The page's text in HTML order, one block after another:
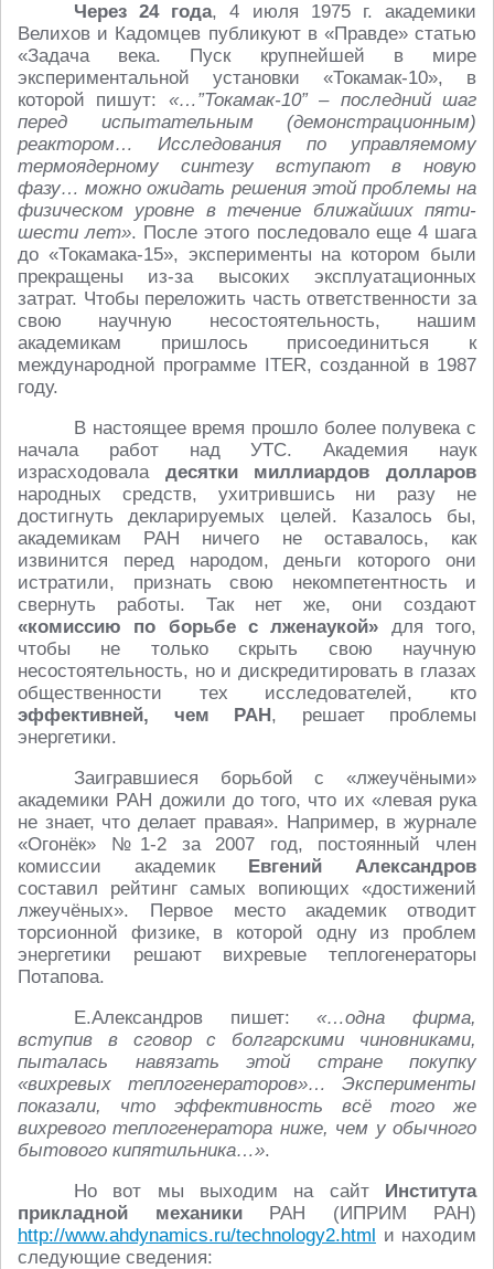
Через 24 года, 4 июля 1975 г. академики
Велихов и Кадомцев публикуют в «Правде» статью
«Задача века. Пуск крупнейшей в мире
экспериментальной установки «Токамак-10», в
которой пишут: «…”Токамак-10” – последний шаг
перед испытательным (демонстрационным)
реактором… Исследования по управляемому
термоядерному синтезу вступают в новую
фазу… можно ожидать решения этой проблемы на
физическом уровне в течение ближайших пяти-
шести лет». После этого последовало еще 4 шага
до «Токамака-15», эксперименты на котором были
прекращены из-за высоких эксплуатационных
затрат. Чтобы переложить часть ответственности за
свою научную несостоятельность, нашим
академикам пришлось присоединиться к
международной программе ITER, созданной в 1987
году.
В настоящее время прошло более полувека с
начала работ над УТС. Академия наук
израсходовала десятки миллиардов долларов
народных средств, ухитрившись ни разу не
достигнуть декларируемых целей. Казалось бы,
академикам РАН ничего не оставалось, как
извинится перед народом, деньги которого они
истратили, признать свою некомпетентность и
свернуть работы. Так нет же, они создают
«комиссию по борьбе с лженаукой» для того,
чтобы не только скрыть свою научную
несостоятельность, но и дискредитировать в глазах
общественности тех исследователей, кто
эффективней, чем РАН, решает проблемы
энергетики.
Заигравшиеся борьбой с «лжеучёными»
академики РАН дожили до того, что их «левая рука
не знает, что делает правая». Например, в журнале
«Огонёк» №1-2 за 2007 год, постоянный член
комиссии академик Евгений Александров
составил рейтинг самых вопиющих «достижений
лжеучёных». Первое место академик отводит
торсионной физике, в которой одну из проблем
энергетики решают вихревые теплогенераторы
Потапова.
Е.Александров пишет:«…одна фирма,
вступив в сговор с болгарскими чиновниками,
пыталась навязать этой стране покупку
«вихревых теплогенераторов»… Эксперименты
показали, что эффективность всё того же
вихревого теплогенератора ниже, чем у обычного
бытового кипятильника…».
Но вот мы выходим на сайт Института
прикладной механикиРАН (ИПРИМ РАН)
http://www.ahdynamics.ru/technology2.html и находим
следующие сведения: